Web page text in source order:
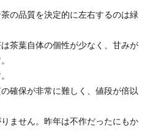
の品質を決定的に左右するのは緑
茶葉自体の個性が少なく、甘みが
確保が非常に難しく、値段が倍以
ません。昨年は不作だったにもか